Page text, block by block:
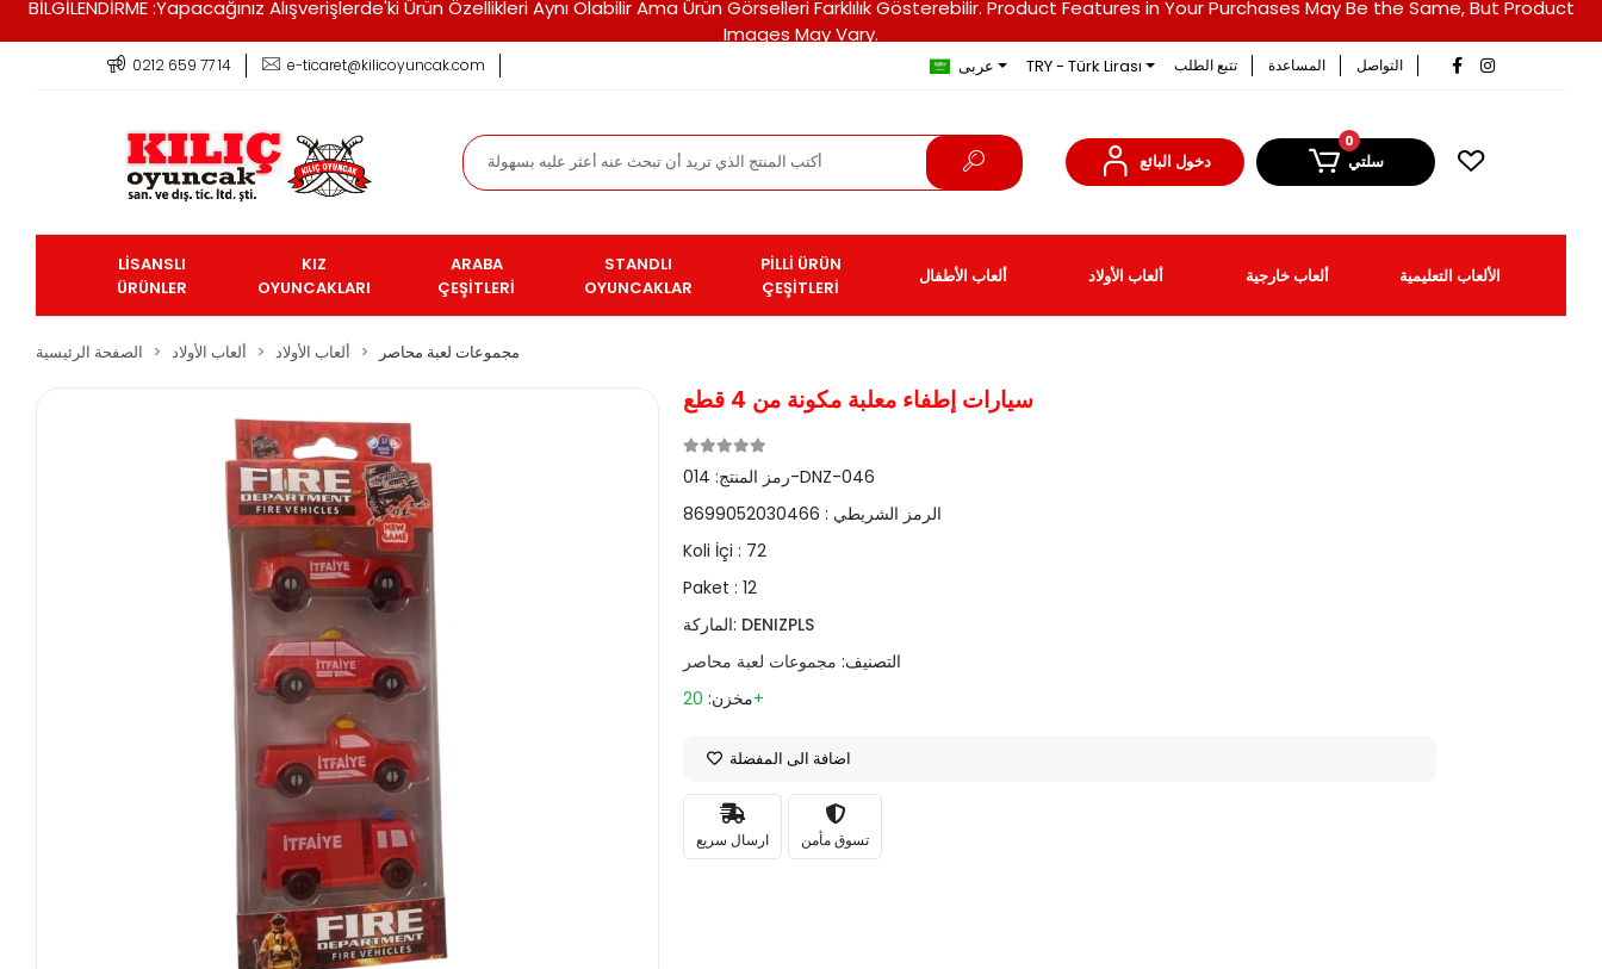
BİLGİLENDİRME :Yapacağınız Alışverişlerde'ki Ürün Özellikleri Aynı Olabilir Ama Ürün Görselleri Farklılık Gösterebilir. Product Features in Your Purchases May Be the Same, But Product
Images May Vary.
0212 659 77 14 e-ticaret@kilicoyuncak.com عربى TRY - Türk Lirası تتبع الطلب المساعدة التواصل
دخول البائع
0
سلتي
LİSANSLI
ÜRÜNLER
KIZ
OYUNCAKLARI
ARABA
ÇEŞİTLERİ
STANDLI
OYUNCAKLAR
PİLLİ ÜRÜN
ÇEŞİTLERİ
ألعاب الأطفال ألعاب الأولاد ألعاب خارجية الألعاب التعليمية
الصفحة الرئيسية ألعاب الأولاد ألعاب الأولاد مجموعات لعبة محاصر
سيارات إطفاء معلبة مكونة من 4 قطع
رمز المنتج:014-DNZ-046
الرمز الشريطي : 8699052030466
Koli İçi : 72
Paket :12
الماركة: DENIZPLS
التصنيف: مجموعات لعبة محاصر
مخزن:20+
اضافة الى المفضلة
ارسال سريع تسوق مأمن